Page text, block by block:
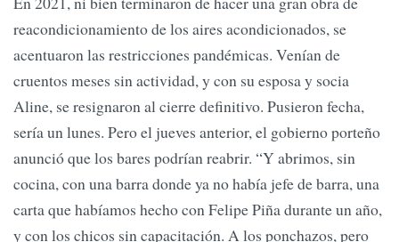
reacondicionamiento de los aires acondicionados, se
acentuaron las restricciones pandémicas. Venían de
cruentos meses sin actividad, y con su esposa y socia
Aline, se resignaron al cierre definitivo. Pusieron fecha,
sería un lunes. Pero el jueves anterior, el gobierno porteño
anunció que los bares podrían reabrir. “Y abrimos, sin
cocina, con una barra donde ya no había jefe de barra, una
carta que habíamos hecho con Felipe Piña durante un año,
y con los chicos sin capacitación. A los ponchazos, pero